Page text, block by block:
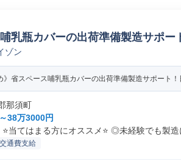
乳瓶カバーの出荷準備製造サポー
ゾン
》省スペース哺乳瓶カバーの出荷準備製造サポート
那須町
38万3000円
当てはまる方にオススメ⭐️ ◎未経験でも製造
交通費支給